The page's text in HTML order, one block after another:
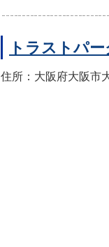
トラストパ
住所：大阪府大阪市